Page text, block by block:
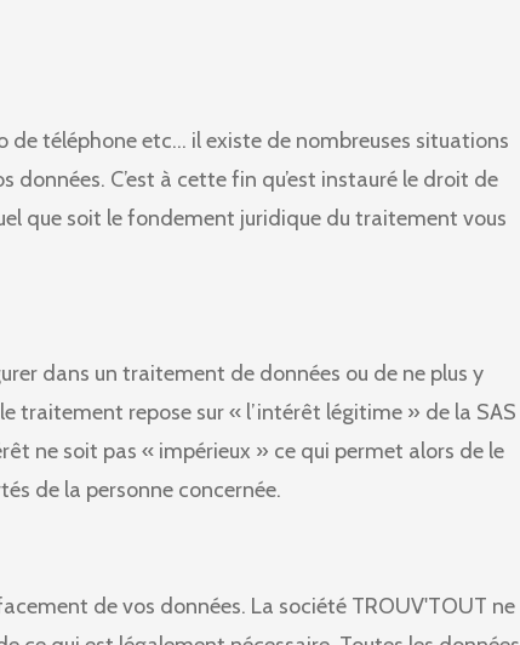
de téléphone etc… il existe de nombreuses situations
C’est à cette fin qu’est instauré le droit de
que soit le fondement juridique du traitement vous
dans un traitement de données ou de ne plus y
traitement repose sur « l’intérêt légitime » de la SAS
ne soit pas « impérieux » ce qui permet alors de le
de la personne concernée.
de vos données. La société TROUV'TOUT ne